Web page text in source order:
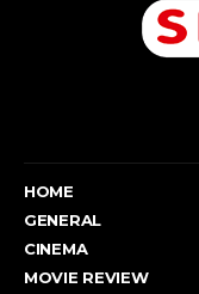
HOME
GENERAL
CINEMA
MOVIE REVIEW